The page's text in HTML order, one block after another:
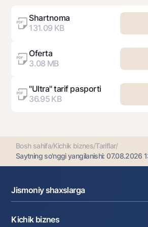
qilishingiz mumkin (ish tartibi soat
21:00 gacha)
Shartnoma
131.09 KB
Oferta
3.08 MB
"Ultra" tarif pasporti
36.95 KB
Bosh sahifa/Kichik biznes/Tariflar/
Saytning so'nggi yangilanishi:07.08.2026
Jismoniy shaxslarga
Omonatlar
Kichik biznes